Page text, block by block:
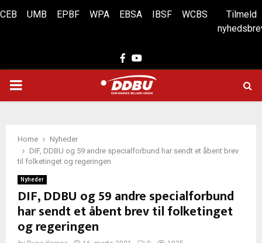
CEB UMB EPBF WPA EBSA IBSF WCBS
Tilmeld
Facebook
Youtube
PRIMARY
Home
Nyheder
DIF, DDBU og 59 andre specialforbund har sendt et åbent brev
til folketinget og regeringen
Nyheder
DIF, DDBU og 59 andre specialforbund
har sendt et åbent brev til folketinget
og regeringen